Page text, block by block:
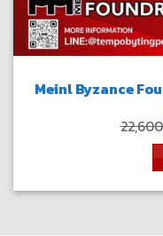
Meinl Byzance